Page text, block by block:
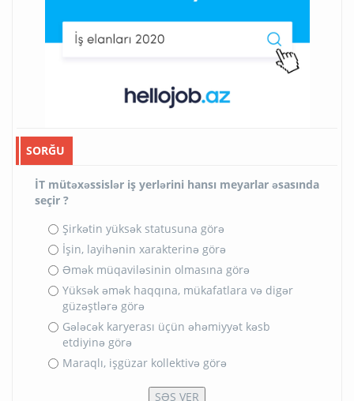
SORĞU
İT mütəxəssislər iş yerlərini hansı meyarlar əsasında
seçir ?
Şirkətin yüksək statusuna görə
İşin, layihənin xarakterinə görə
Əmək müqaviləsinin olmasına görə
Yüksək əmək haqqına, mükafatlara və digər
güzəştlərə görə
Gələcək karyerası üçün əhəmiyyət kəsb
etdiyinə görə
Maraqlı, işgüzar kollektivə görə